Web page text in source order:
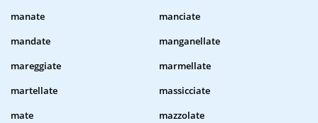
manate
manciate
mandate
manganellate
mareggiate
marmellate
martellate
massicciate
mate
mazzolate